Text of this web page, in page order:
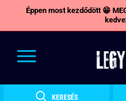
Éppen most kezdődött 😁
KERESÉS